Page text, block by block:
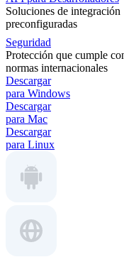
Soluciones de integración
preconfiguradas
Seguridad
Protección que cumple
normas internacionales
Descargar
para Windows
Descargar
para Mac
Descargar
para Linux